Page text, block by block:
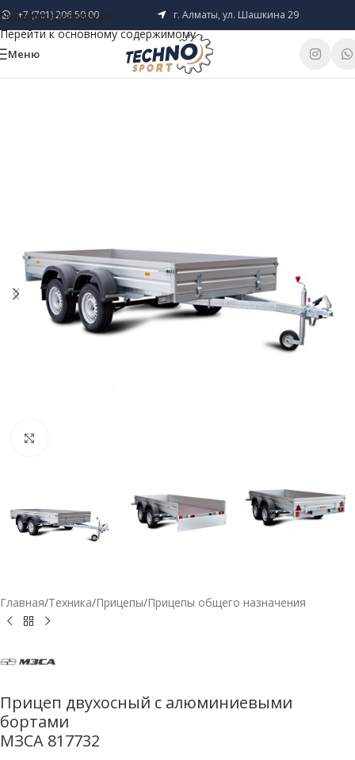
Перейти к навигации
Перейти к основному содержимому
+7 (701) 206 50 00 г. Алматы, ул. Шашкина 29
Меню
Главная/Техника/Прицепы/Прицепы общего назначения
Прицеп двухосный с алюминиевыми
бортами
МЗСА 817732